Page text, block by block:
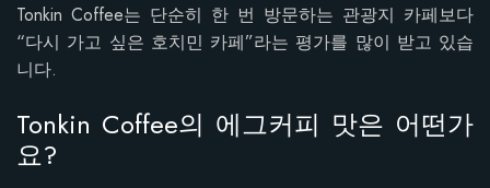
Tonkin Coffee는 단순히 한 번 방문하는 관광지 카페보다
“다시 가고 싶은 호치민 카페”라는 평가를 많이 받고 있습
니다.
Tonkin Coffee의 에그커피 맛은 어떤가
요?